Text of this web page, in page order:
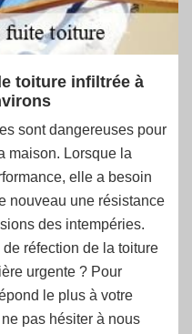
toiture infiltrée à
sont dangereuses pour
maison. Lorsque la
elle a besoin
nouveau une résistance
des intempéries.
réfection de la toiture
urgente ? Pour
le plus à votre
pas hésiter à nous